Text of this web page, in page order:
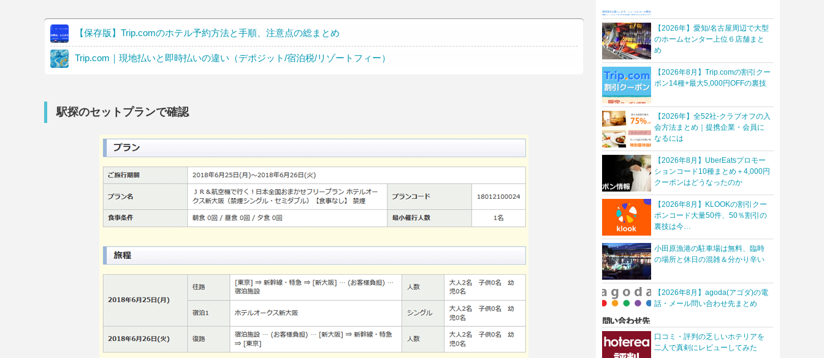
【保存版】Trip.comのホテル予約方法と手順、注意点の総まとめ
Trip.com｜現地払いと即時払いの違い（デポジット/宿泊税/リゾートフィー）
駅探のセットプランで確認
【2026年】愛知/名古屋周辺で大型
のホームセンター上位６店舗まと
め
【2026年8月】Trip.comの割引クー
ポン14種+最大5,000円OFFの裏技
【2026年】全52社-クラブオフの入
会方法まとめ｜提携企業・会員に
なるには
【2026年8月】UberEatsプロモー
ションコード10種まとめ＋4,000円
クーポンはどうなったのか
【2026年8月】KLOOKの割引クー
ポンコード大量50件、50％割引の
裏技は今…
小田原漁港の駐車場は無料、臨時
の場所と休日の混雑＆分かり辛い
【2026年8月】agoda(アゴダ)の電
話・メール問い合わせ先まとめ
口コミ・評判の乏しいホテリアを
二人で真剣にレビューしてみた